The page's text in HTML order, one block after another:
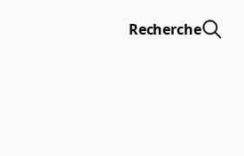
Recherche